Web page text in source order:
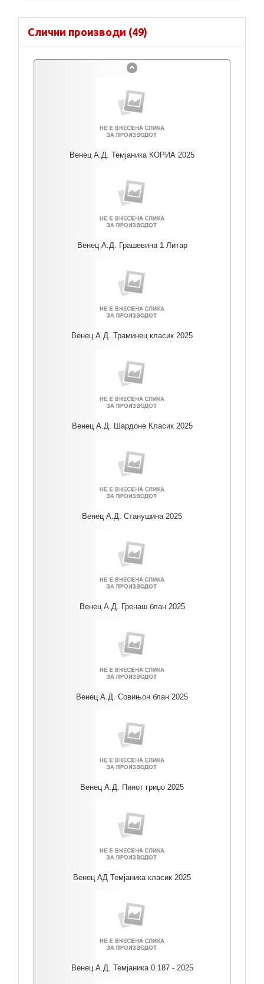
Слични производи (49)
Венец А.Д. Темјаника КОРИА 2025
Венец А.Д. Грашевина 1 Литар
Венец А.Д. Траминец класик 2025
Венец А.Д. Шардоне Класик 2025
Венец А.Д. Станушина 2025
Венец А.Д. Гренаш блан 2025
Венец А.Д. Совињон блан 2025
Венец А.Д. Пинот гриџо 2025
Венец АД Темјаника класик 2025
Венец А.Д. Темјаника 0.187 - 2025